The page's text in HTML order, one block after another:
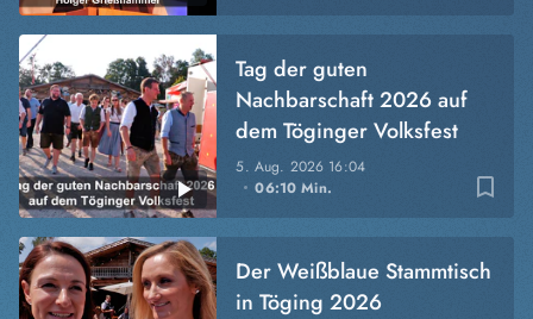
bookmark_border
5. Aug. 2026 16:04
06:10 Min.
Tag der guten
Nachbarschaft 2026 auf
dem Töginger Volksfest
Der Weißblaue Stammtisch
in Töging 2026